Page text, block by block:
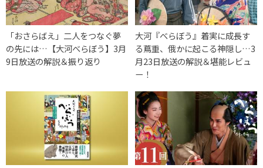
「おさらばえ」二人をつなぐ夢
の先には…【大河べらぼう】3月
9日放送の解説＆振り返り
大河『べらぼう』着実に成長す
る蔦重、俄かに起こる神隠し…3
月23日放送の解説＆堪能レビュ
ー！